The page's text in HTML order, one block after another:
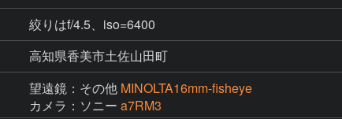
絞りはf/4.5、iso=6400
高知県香美市土佐山田町
望遠鏡：その他 MINOLTA16mm-fisheye
カメラ：ソニー a7RM3